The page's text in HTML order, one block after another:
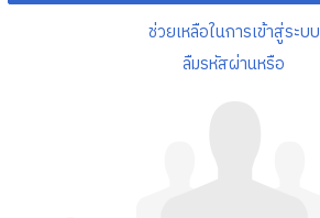
ช่วยเหลือในการเข้าสู่ระบบ
ลืมรหัสผ่านหรือ